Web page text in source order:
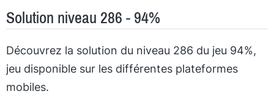
Solution niveau 286 - 94%
Découvrez la solution du niveau 286 du jeu 94%,
jeu disponible sur les différentes plateformes
mobiles.